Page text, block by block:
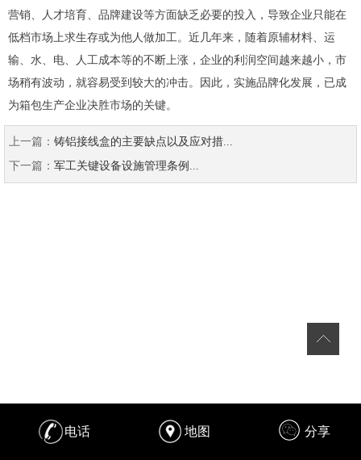
营销、人才培育、品牌建设等方面缺乏必要的投入，导致企业只能在
低档市场上求生存或为他人做加工。近几年来，随着原辅材料、运
输、水、电、人工成本等的不断上涨，企业的利润空间越来越小，市
场稍有波动，就容易受到较大的冲击。因此，实施品牌化发展，已成
为箱包生产企业决胜市场的关键。
上一篇： 铸铝接线盒的主要缺点以及应对措...
下一篇： 军工关键设备设施管理条例...
电话 地图 分享